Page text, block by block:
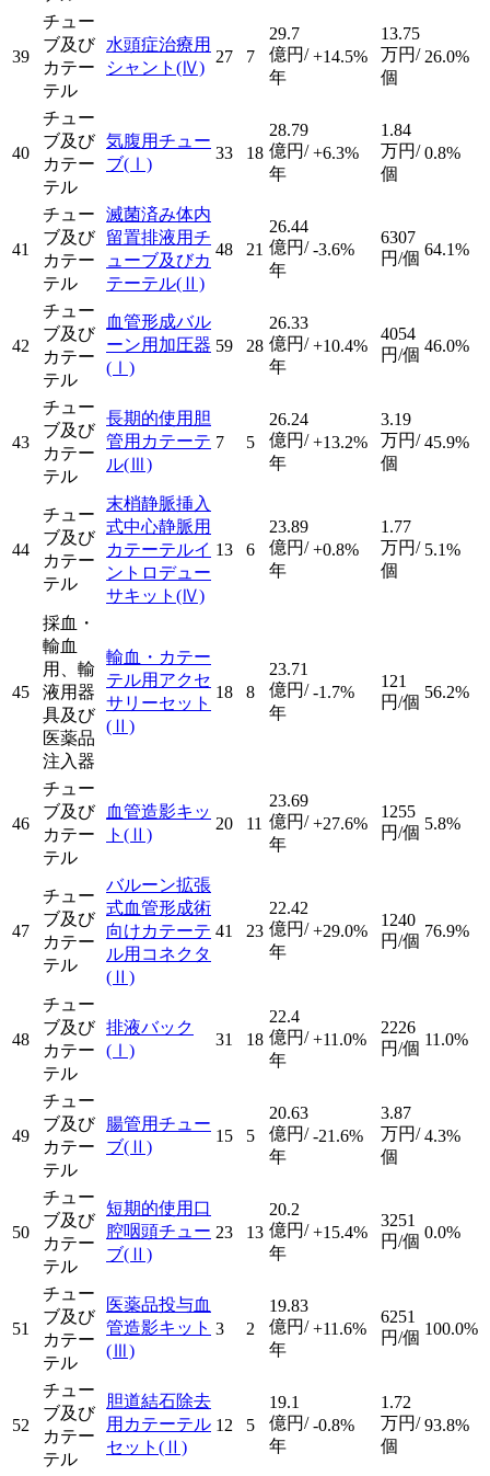
39
チュー
ブ及び
カテー
テル
水頭症治療用
シャント (Ⅳ)
27 7
29.7
億円/
年
+14.5%
13.75
万円/
個
26.0%
40
チュー
ブ及び
カテー
テル
気腹用チュー
ブ(Ⅰ)
33 18
28.79
億円/
年
+6.3%
1.84
万円/
個
0.8%
41
チュー
ブ及び
カテー
テル
滅菌済み体内
留置排液用チ
ューブ及びカ
テーテル(Ⅱ)
48 21
26.44
億円/
年
-3.6%
6307
円/個 64.1%
42
チュー
ブ及び
カテー
テル
血管形成バル
ーン用加圧器
(Ⅰ)
59 28
26.33
億円/
年
+10.4%
4054
円/個 46.0%
43
チュー
ブ及び
カテー
テル
長期的使用胆
管用カテーテ
ル(Ⅲ)
7 5
26.24
億円/
年
+13.2%
3.19
万円/
個
45.9%
44
チュー
ブ及び
カテー
テル
末梢静脈挿入
式中心静脈用
カテーテルイ
ントロデュー
サキット (Ⅳ)
13 6
23.89
億円/
年
+0.8%
1.77
万円/
個
5.1%
45
採血・
輸血
用、輸
液用器
具及び
医薬品
注入器
輸血・カテー
テル用アクセ
サリーセット
(Ⅱ)
18 8
23.71
億円/
年
-1.7%
121
円/個
56.2%
46
チュー
ブ及び
カテー
テル
血管造影キッ
ト (Ⅱ)
20 11
23.69
億円/
年
+27.6%
1255
円/個 5.8%
47
チュー
ブ及び
カテー
テル
バルーン拡張
式血管形成術
向けカテーテ
ル用コネクタ
(Ⅱ)
41 23
22.42
億円/
年
+29.0%
1240
円/個
76.9%
48
チュー
ブ及び
カテー
テル
排液バック
(Ⅰ)
31 18
22.4
億円/
年
+11.0%
2226
円/個 11.0%
49
チュー
ブ及び
カテー
テル
腸管用チュー
ブ(Ⅱ)
15 5
20.63
億円/
年
-21.6%
3.87
万円/
個
4.3%
50
チュー
ブ及び
カテー
テル
短期的使用口
腔咽頭チュー
ブ(Ⅱ)
23 13
20.2
億円/
年
+15.4%
3251
円/個 0.0%
51
チュー
ブ及び
カテー
テル
医薬品投与血
管造影キット
(Ⅲ)
3 2
19.83
億円/
年
+11.6%
6251
円/個 100.0%
52
チュー
ブ及び
カテー
テル
胆道結石除去
用カテーテル
セット (Ⅱ)
12 5
19.1
億円/
年
-0.8%
1.72
万円/
個
93.8%